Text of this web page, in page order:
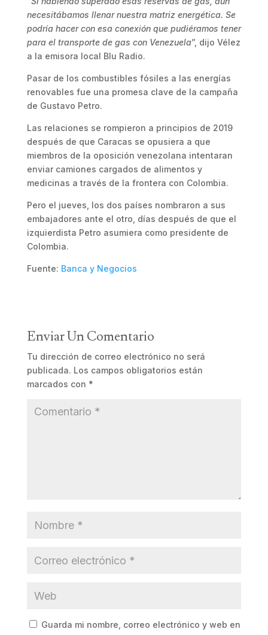
necesitábamos llenar nuestra matriz energética. Se
podría hacer con esa conexión que pudiéramos tener
para el transporte de gas con Venezuela”, dijo Vélez
a la emisora ​​local Blu Radio.
Pasar de los combustibles fósiles a las energías
renovables fue una promesa clave de la campaña
de Gustavo Petro.
Las relaciones se rompieron a principios de 2019
después de que Caracas se opusiera a que
miembros de la oposición venezolana intentaran
enviar camiones cargados de alimentos y
medicinas a través de la frontera con Colombia.
Pero el jueves, los dos países nombraron a sus
embajadores ante el otro, días después de que el
izquierdista Petro asumiera como presidente de
Colombia.
Fuente: Banca y Negocios
Enviar Un Comentario
Tu dirección de correo electrónico no será
publicada. Los campos obligatorios están
marcados con *
Guarda mi nombre, correo electrónico y web en